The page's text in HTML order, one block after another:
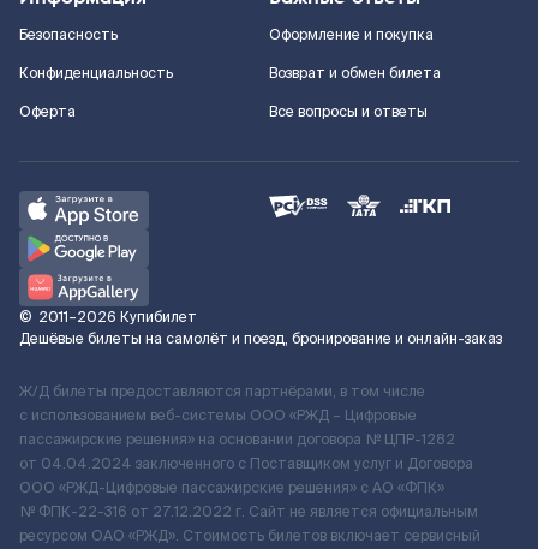
Безопасность
Конфиденциальность
Оферта
Оформление и покупка
Возврат и обмен билета
Все вопросы и ответы
© 2011–2026 Купибилет
Дешёвые билеты на самолёт и поезд, бронирование и онлайн-заказ
Ж/Д билеты предоставляются партнёрами, в том числе
с использованием веб-системы ООО «РЖД – Цифровые
пассажирские решения» на основании договора № ЦПР-1282
от 04.04.2024 заключенного с Поставщиком услуг и Договора
ООО «РЖД-Цифровые пассажирские решения» c АО «ФПК»
№ ФПК-22-316 от 27.12.2022 г. Сайт не является официальным
ресурсом ОАО «РЖД». Стоимость билетов включает сервисный